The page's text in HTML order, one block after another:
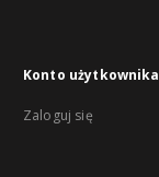
Konto użytkownika
Zaloguj się